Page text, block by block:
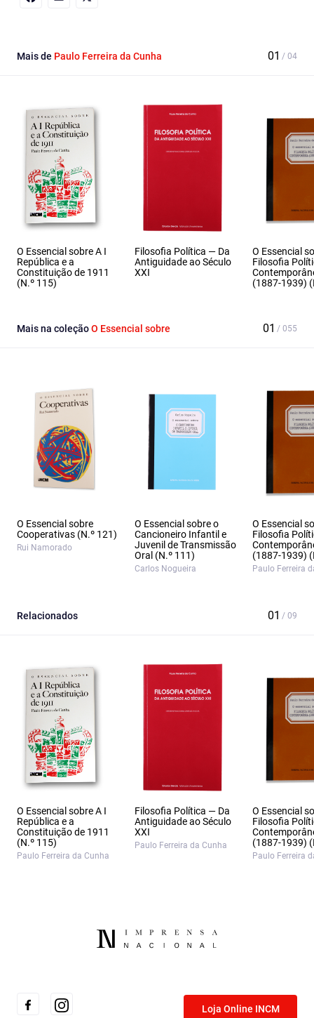
Mais de Paulo Ferreira da Cunha
O Essencial sobre A I
República e a
Constituição de 1911
(N.º 115)
Filosofia Política — Da
Antiguidade ao Século
XXI
O Essencial
Filosofia
(1887‑1939)
Mais na coleçãoO Essencial sobre
O Essencial sobre
Cooperativas (N.º 121)
Rui Namorado
O Essencial sobre o
Cancioneiro Infantil e
Juvenil de Transmissão
Oral (N.º 111)
Carlos Nogueira
O Essencial
Filosofia
(1887‑1939)
Paulo Ferreira
Relacionados
O Essencial sobre A I
República e a
Constituição de 1911
(N.º 115)
Paulo Ferreira da Cunha
Filosofia Política — Da
Antiguidade ao Século
XXI
Paulo Ferreira da Cunha
O Essencial
Filosofia
(1887‑1939)
Paulo Ferreira
Loja Online INCM